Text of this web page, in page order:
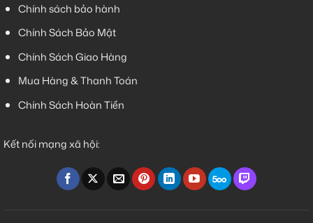
Chính sách bảo hành
Chính Sách Bảo Mật
Chính Sách Giao Hàng
Mua Hàng & Thanh Toán
Chính Sách Hoàn Tiền
Kết nối mạng xã hội: